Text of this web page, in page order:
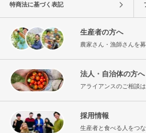
特商法に基づく表記
生産者の方へ
農家さん・漁師さんを
法人・自治体の方へ
アライアンスのご相談
採用情報
生産者と食べる人をつ